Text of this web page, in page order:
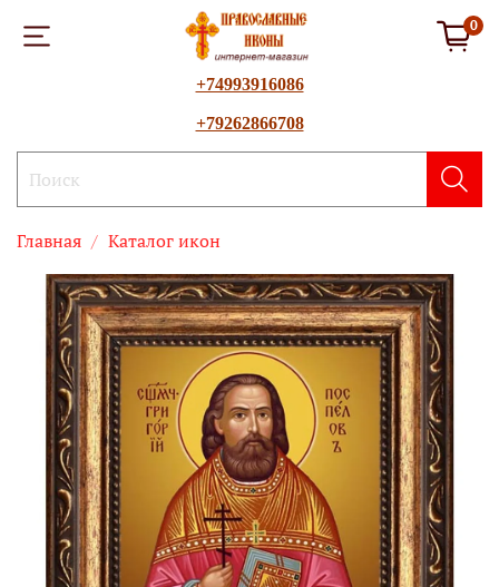
0
+74993916086
+79262866708
Главная Каталог икон